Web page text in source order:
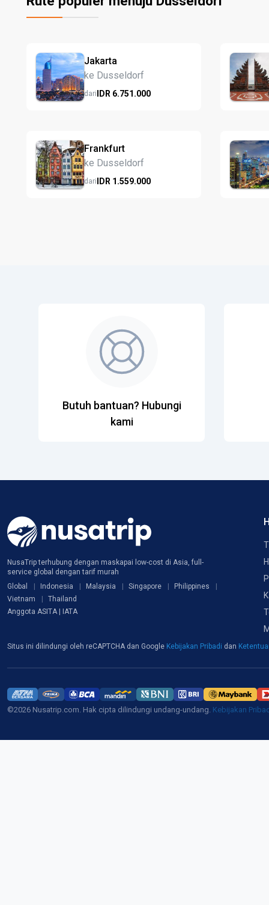
Jakarta
ke Dusseldorf
dariIDR 6.751.000
Frankfurt
ke Dusseldorf
dariIDR 1.559.000
Butuh bantuan? Hubungi
kami
NusaTrip terhubung dengan maskapai low-cost di Asia, full-
service global dengan tarif murah
Global
Indonesia Malaysia Singapore
Philippines
Vietnam
Thailand
Anggota ASITA | IATA
Situs ini dilindungi oleh reCAPTCHA dan Google Kebijakan Pribadi dan
©2026 Nusatrip.com. Hak cipta dilindungi undang-undang. Kebijakan